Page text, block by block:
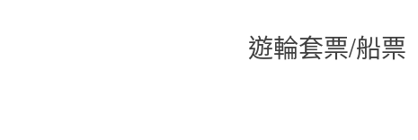
遊輪套票/船票